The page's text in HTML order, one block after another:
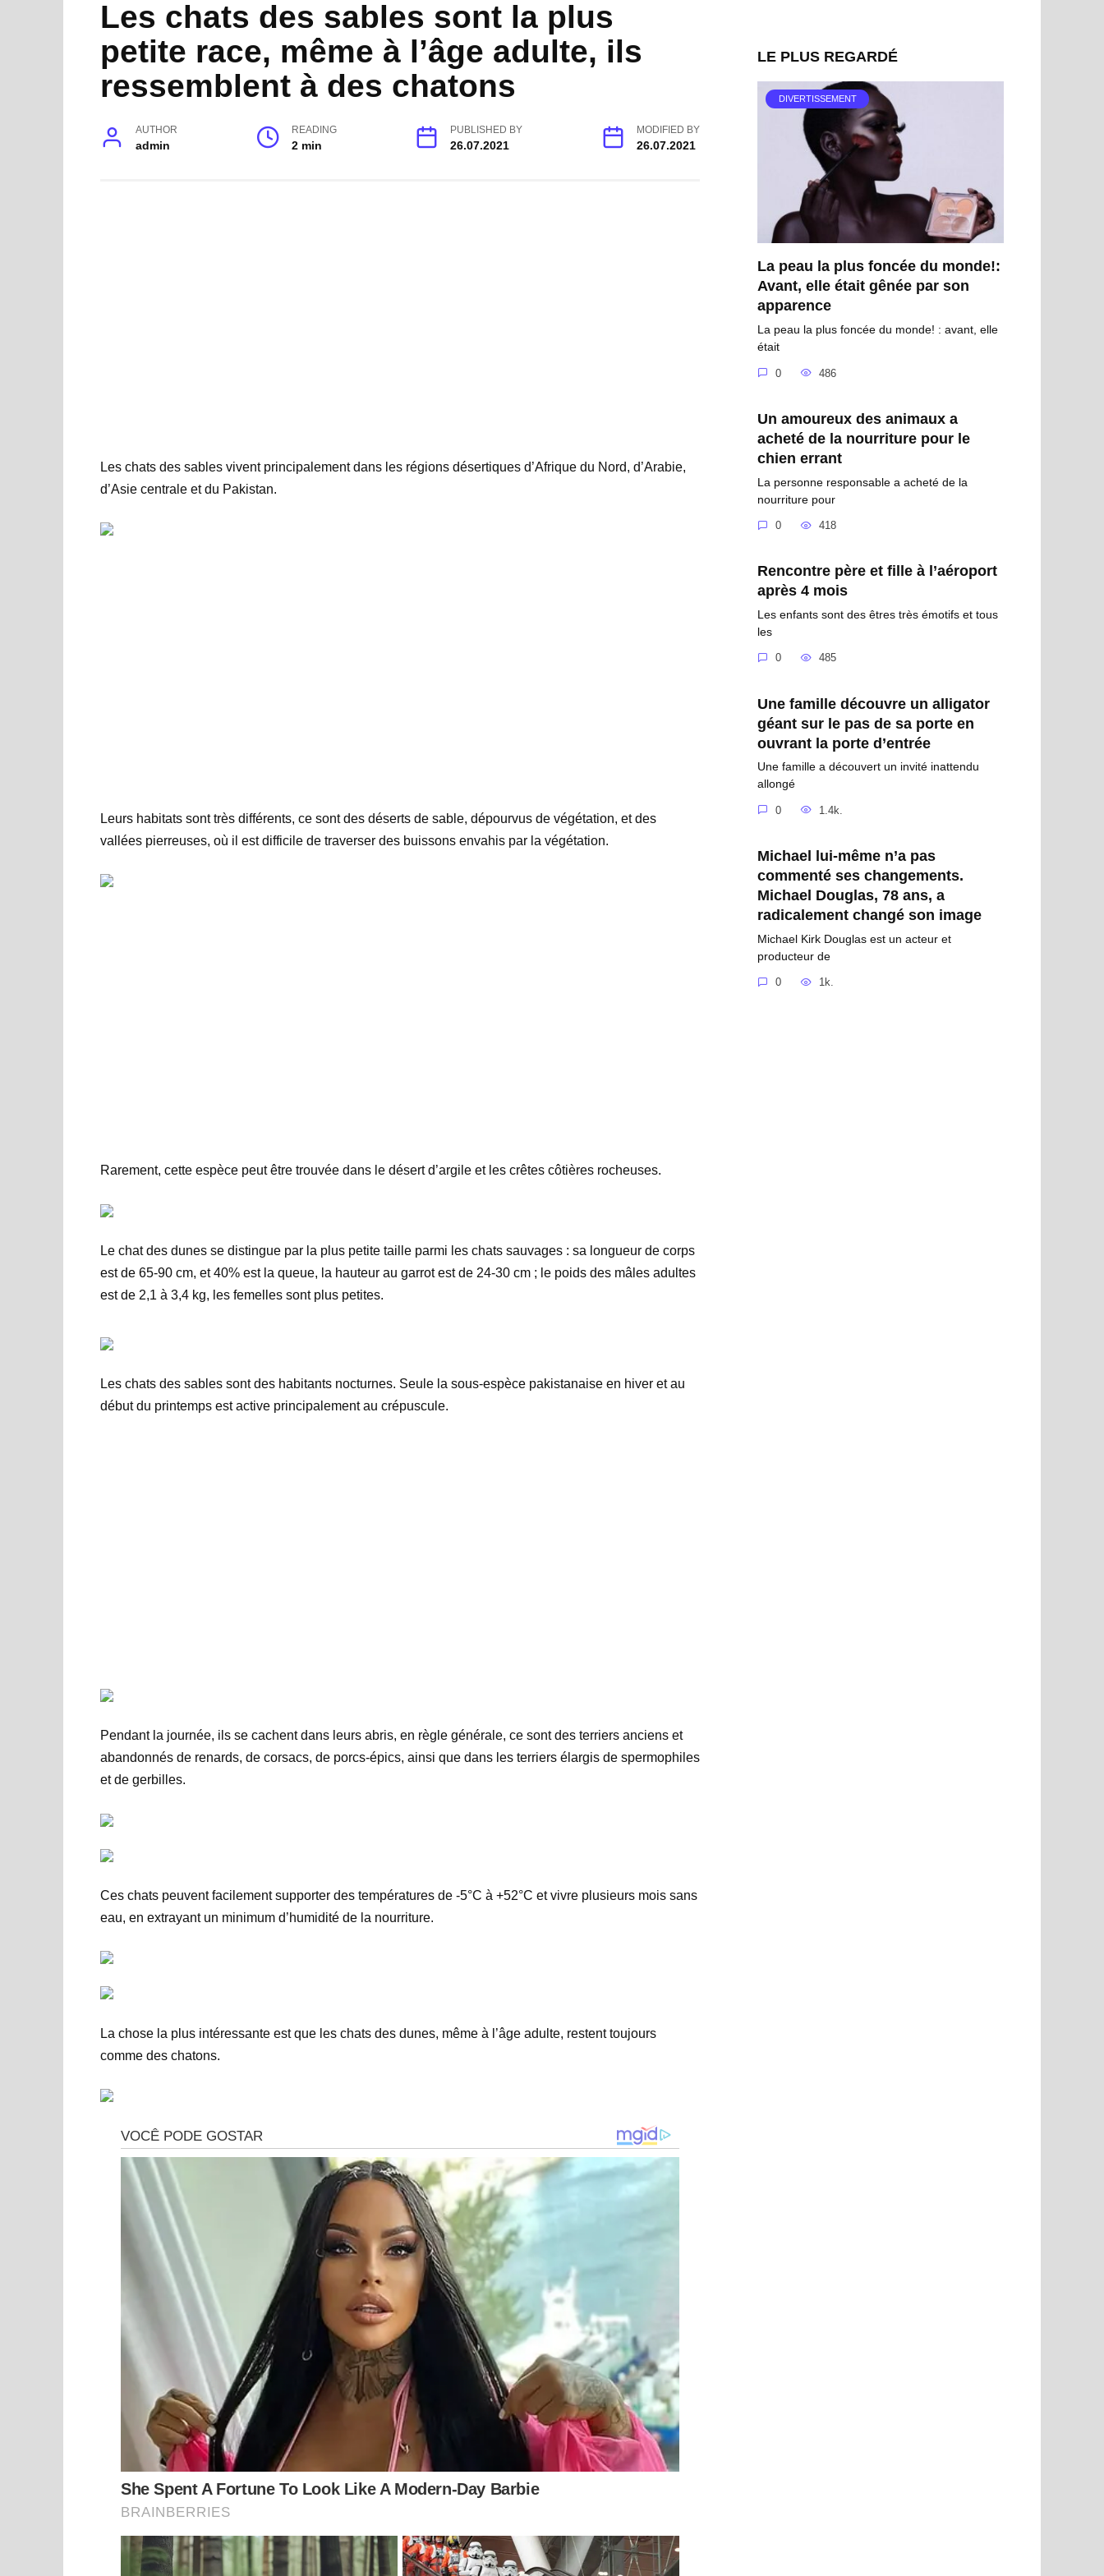
Les chats des sables sont la plus
petite race, même à l’âge adulte, ils
ressemblent à des chatons
AUTHOR
admin
READING
2 min
PUBLISHED BY
26.07.2021
MODIFIED BY
26.07.2021
Les chats des sables vivent principalement dans les régions désertiques d’Afrique du Nord, d’Arabie,
d’Asie centrale et du Pakistan.
Leurs habitats sont très différents, ce sont des déserts de sable, dépourvus de végétation, et des
vallées pierreuses, où il est difficile de traverser des buissons envahis par la végétation.
Rarement, cette espèce peut être trouvée dans le désert d’argile et les crêtes côtières rocheuses.
Le chat des dunes se distingue par la plus petite taille parmi les chats sauvages : sa longueur de corps
est de 65-90 cm, et 40% est la queue, la hauteur au garrot est de 24-30 cm ; le poids des mâles adultes
est de 2,1 à 3,4 kg, les femelles sont plus petites.
Les chats des sables sont des habitants nocturnes. Seule la sous-espèce pakistanaise en hiver et au
début du printemps est active principalement au crépuscule.
Pendant la journée, ils se cachent dans leurs abris, en règle générale, ce sont des terriers anciens et
abandonnés de renards, de corsacs, de porcs-épics, ainsi que dans les terriers élargis de spermophiles
et de gerbilles.
Ces chats peuvent facilement supporter des températures de -5°C à +52°C et vivre plusieurs mois sans
eau, en extrayant un minimum d’humidité de la nourriture.
La chose la plus intéressante est que les chats des dunes, même à l’âge adulte, restent toujours
comme des chatons.
LE PLUS REGARDÉ
DIVERTISSEMENT
La peau la plus foncée du monde!:
Avant, elle était gênée par son
apparence
La peau la plus foncée du monde! : avant, elle
était
0 486
Un amoureux des animaux a
acheté de la nourriture pour le
chien errant
La personne responsable a acheté de la
nourriture pour
0 418
Rencontre père et fille à l’aéroport
après 4 mois
Les enfants sont des êtres très émotifs et tous
les
0 485
Une famille découvre un alligator
géant sur le pas de sa porte en
ouvrant la porte d’entrée
Une famille a découvert un invité inattendu
allongé
0 1.4k.
Michael lui-même n’a pas
commenté ses changements.
Michael Douglas, 78 ans, a
radicalement changé son image
Michael Kirk Douglas est un acteur et
producteur de
0 1k.